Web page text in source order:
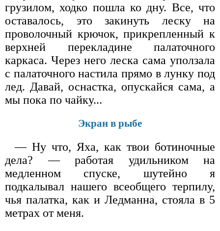
грузилом, ходко пошла ко дну. Все, что
оставалось, это закинуть леску на
проволочный крючок, прикрепленный к
верхней перекладине палаточного
каркаса. Через него леска сама уползала
с палаточного настила прямо в лунку под
лед. Давай, оснастка, опускайся сама, а
мы пока по чайку...
Экран в рыбе
— Ну что, Яха, как твои ботиночные
дела? — работая удильником на
медленном спуске, шутейно я
подкалывал нашего всеобщего терпилу,
чья палатка, как и Ледманна, стояла в 5
метрах от меня.